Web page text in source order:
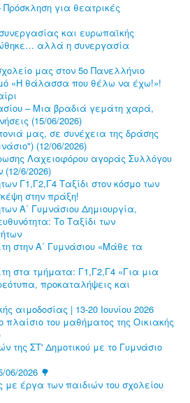
για θεατρικές
και ευρωπαϊκής
αλλά η συνεργασία
μας στον 5ο Πανελλήνιο
«Η θάλασσα που θέλω να έχω!»!
– Μια βραδιά γεμάτη χαρά,
(15/06/2026)
μας, σε συνέχεια της δράσης
(12/06/2026)
Λαχειοφόρου αγοράς Συλλόγου
6/2026)
Γ1,Γ2,Γ4 Ταξίδι στον κόσμο των
στην πράξη!
Α΄ Γυμνάσιου Δημιουργία,
Το Ταξίδι των
στην Α΄ Γυμνάσιου «Μάθε τα
στα τμήματα: Γ1,Γ2,Γ4 «Για μια
προκαταλήψεις και
αιμοδοσίας | 13-20 Ιουνίου 2026
πλαίσιο του μαθήματος της Οικιακής
της ΣΤ' Δημοτικού με το Γυμνάσιο
06/2026 🌳
με έργα των παιδιών του σχολείου